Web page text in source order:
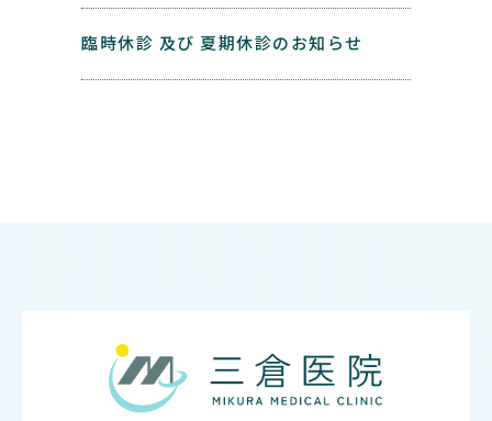
臨時休診 及び 夏期休診のお知らせ